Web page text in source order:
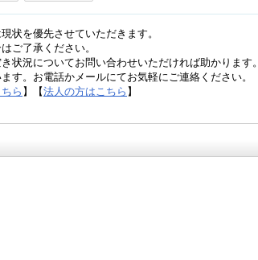
状を優先させていただきます。
ご了承ください。
状況についてお問い合わせいただければ助かります。
す。お電話かメールにてお気軽にご連絡ください。
ら 】【法人の方はこちら 】